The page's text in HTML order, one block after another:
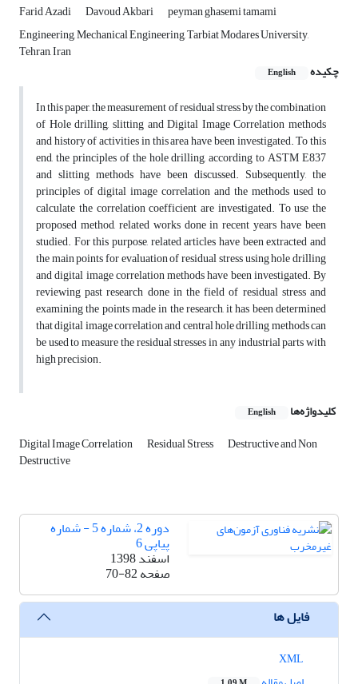
Farid Azadi Davoud Akbari
peyman ghasemi tamami
Engineering, Mechanical Engineering, Tarbiat Modares University,
Tehran, Iran
چکیده
English
In this paper, the measurement of residual stress by the combination
of Hole drilling, slitting and Digital Image Correlation methods
and history of activities in this area have been investigated. To this
end, the principles of the hole drilling, according to ASTM E837
and slitting methods have been discussed. Subsequently, the
principles of digital image correlation and the methods used to
calculate the correlation coefficient are investigated. To use the
proposed method, related works done in recent years have been
studied. For this purpose, related articles have been extracted and
the main points for evaluation of residual stress using hole drilling
and digital image correlation methods have been investigated. By
reviewing past research done in the field of residual stress and
examining the points made in the research, it has been determined
that digital image correlation and central hole drilling methods can
be used to measure the residual stresses in any industrial parts with
high precision.
کلیدواژه‌ها English
Digital Image Correlation Residual Stress Destructive and Non
Destructive
دوره 2، شماره 5 - شماره
پیاپی 6
اسفند 1398
صفحه70-82
فایل ها